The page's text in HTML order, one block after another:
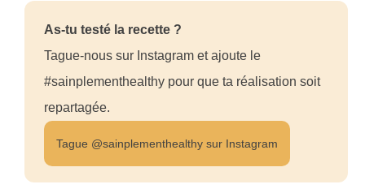
As-tu testé la recette ?
Tague-nous sur Instagram et ajoute le
#sainplementhealthy pour que ta réalisation soit
repartagée.
Tague @sainplementhealthy sur Instagram